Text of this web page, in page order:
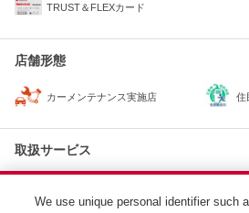
TRUST＆FLEXカード
店舗形態
カーメンテナンス実施店 住
取扱サービス
We use unique personal identifier such